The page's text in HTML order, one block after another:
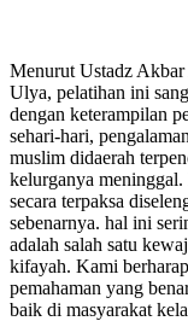
Menurut Ustadz
Ulya, pelatihan ini
dengan keterampilan
sehari-hari,
muslim didaerah
kelurganya
secara terpaksa
sebenarnya. hal ini
adalah salah satu
kifayah. Kami
pemahaman yang
baik di masyarakat